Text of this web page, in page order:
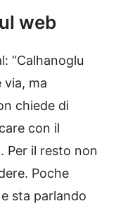
web
“Calhanoglu
via, ma
chiede di
con il
Per il resto non
Poche
sta parlando